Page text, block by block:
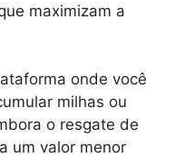
maximizam a
onde você
milhas ou
o resgate de
um valor menor